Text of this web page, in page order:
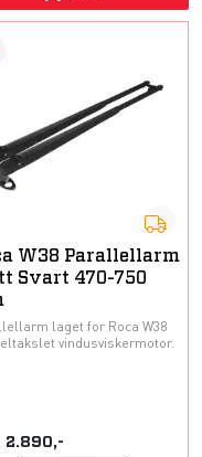
W38 Parallellarm
Svart 470-750
laget for Roca W38
vindusviskermotor.
2.890,-